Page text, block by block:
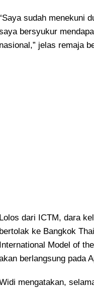
sudah menekuni
bersyukur
nasional,” jelas remaja
Lolos dari ICTM, dara
bertolak ke Bangkok
International Model of
berlangsung pada
mengatakan,